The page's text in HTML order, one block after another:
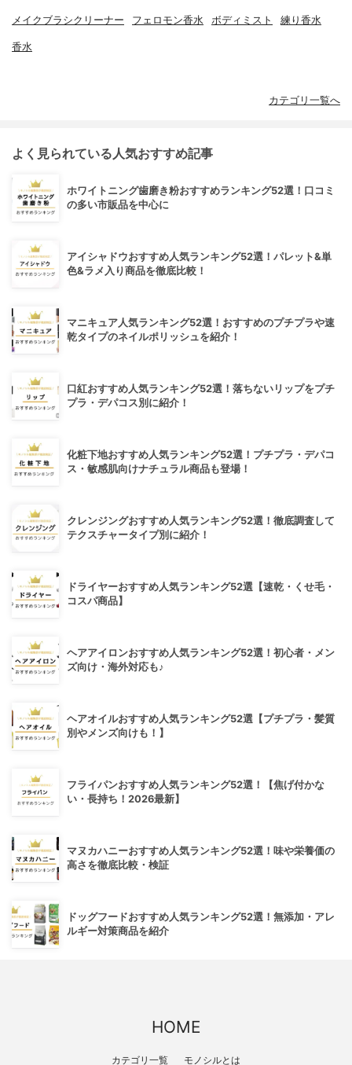
メイクブラシクリーナー フェロモン香水 ボディミスト 練り香水
香水
カテゴリ一覧へ
よく見られている人気おすすめ記事
ホワイトニング歯磨き粉おすすめランキング52選！口コミ
の多い市販品を中心に
アイシャドウおすすめ人気ランキング52選！パレット&単
色&ラメ入り商品を徹底比較！
マニキュア人気ランキング52選！おすすめのプチプラや速
乾タイプのネイルポリッシュを紹介！
口紅おすすめ人気ランキング52選！落ちないリップをプチ
プラ・デパコス別に紹介！
化粧下地おすすめ人気ランキング52選！プチプラ・デパコ
ス・敏感肌向けナチュラル商品も登場！
クレンジングおすすめ人気ランキング52選！徹底調査して
テクスチャータイプ別に紹介！
ドライヤーおすすめ人気ランキング52選【速乾・くせ毛・
コスパ商品】
ヘアアイロンおすすめ人気ランキング52選！初心者・メン
ズ向け・海外対応も♪
ヘアオイルおすすめ人気ランキング52選【プチプラ・髪質
別やメンズ向けも！】
フライパンおすすめ人気ランキング52選！【焦げ付かな
い・長持ち！2026最新】
マヌカハニーおすすめ人気ランキング52選！味や栄養価の
高さを徹底比較・検証
ドッグフードおすすめ人気ランキング52選！無添加・アレ
ルギー対策商品を紹介
HOME
カテゴリ一覧 モノシルとは